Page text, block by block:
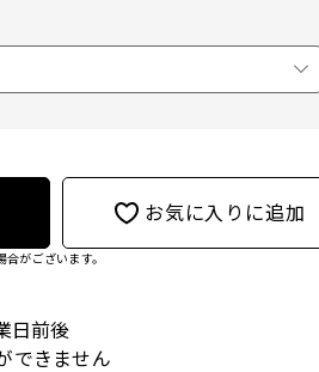
お気に入りに追加
がございます。
日前後
できません